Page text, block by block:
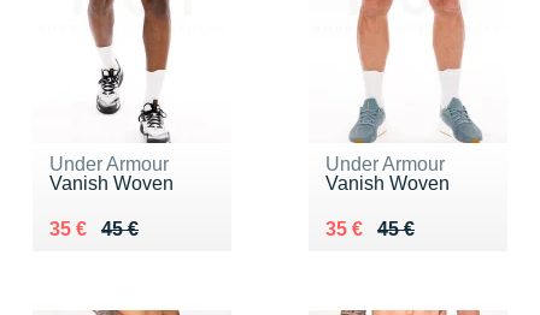
Under Armour
Vanish Woven
45 €
Au lieu de 45 €
35 €
Vendu 35 €
Under Armour
Vanish Woven
45 €
Au lieu de 45 €
35 €
Vendu 35 €